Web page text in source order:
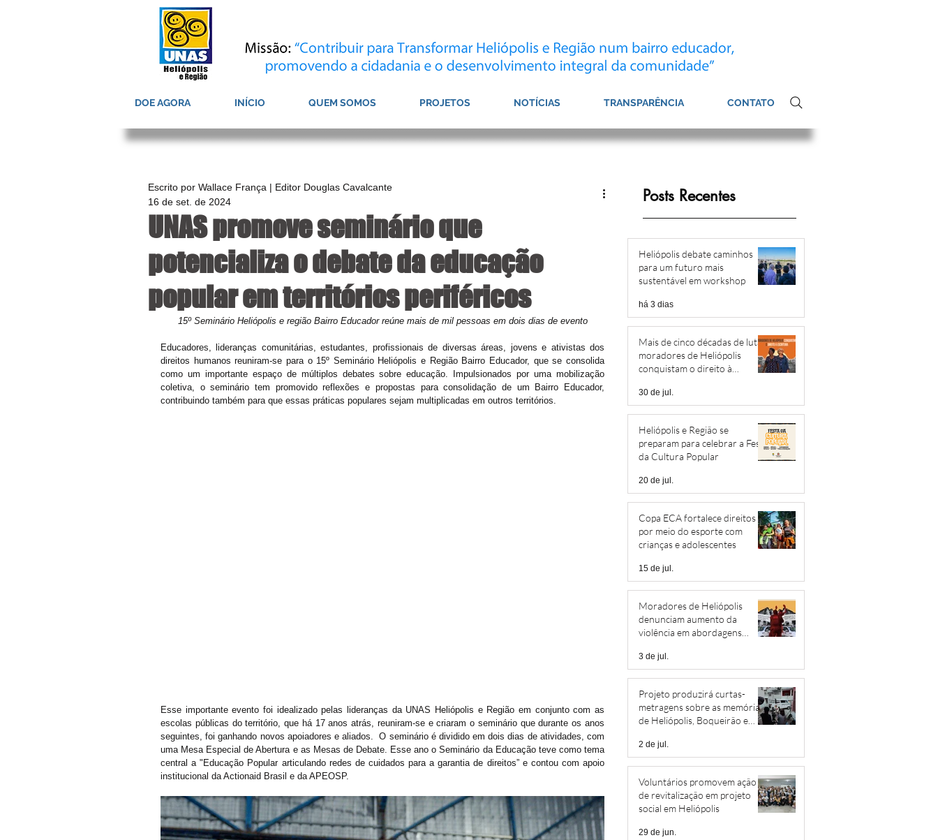
DOE AGORA INÍCIO QUEM SOMOS PROJETOS NOTÍCIAS TRANSPARÊNCIA CONTATO
UNAS promove seminário que
potencializa o debate da educação
popular em territórios periféricos
Escrito por Wallace França | Editor Douglas Cavalcante
16 de set. de 2024
15º Seminário Heliópolis e região Bairro Educador reúne mais de mil pessoas em dois dias de evento
Educadores, lideranças comunitárias, estudantes, profissionais de diversas áreas, jovens e ativistas dos
direitos humanos reuniram-se para o 15º Seminário Heliópolis e Região Bairro Educador, que se consolida
como um importante espaço de múltiplos debates sobre educação. Impulsionados por uma mobilização
coletiva, o seminário tem promovido reflexões e propostas para consolidação de um Bairro Educador,
contribuindo também para que essas práticas populares sejam multiplicadas em outros territórios.
Esse importante evento foi idealizado pelas lideranças da UNAS Heliópolis e Região em conjunto com as
escolas públicas do território, que há 17 anos atrás, reuniram-se e criaram o seminário que durante os anos
seguintes, foi ganhando novos apoiadores e aliados.  O seminário é dividido em dois dias de atividades, com
uma Mesa Especial de Abertura e as Mesas de Debate. Esse ano o Seminário da Educação teve como tema
central a "Educação Popular articulando redes de cuidados para a garantia de direitos” e contou com apoio
institucional da Actionaid Brasil e da APEOSP.
Posts Recentes
Heliópolis debate caminhos
para um futuro mais
sustentável em workshop
há 3 dias
Mais de cinco décadas de luta:
moradores de Heliópolis
conquistam o direito à
30 de jul.
Heliópolis e Região se
preparam para celebrar a Festa
da Cultura Popular
20 de jul.
Copa ECA fortalece direitos
por meio do esporte com
crianças e adolescentes
15 de jul.
Moradores de Heliópolis
denunciam aumento da
violência em abordagens
3 de jul.
Projeto produzirá curtas-
metragens sobre as memórias
de Heliópolis, Boqueirão e
2 de jul.
Voluntários promovem ação
de revitalização em projeto
social em Heliópolis
29 de jun.